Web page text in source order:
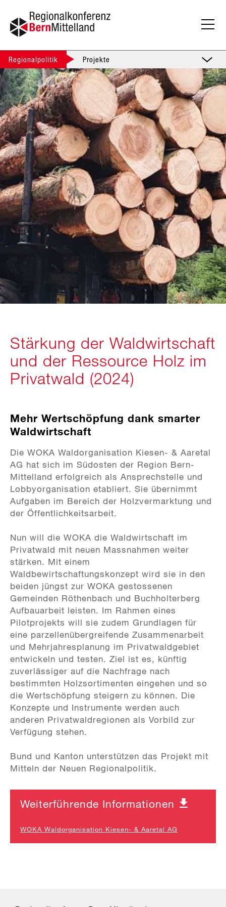
Regionalpolitik Projekte
Stärkung der Waldwirtschaft
und der Ressource Holz im
Privatwald (2024)
Mehr Wertschöpfung dank smarter
Waldwirtschaft
Die WOKA Waldorganisation Kiesen- & Aaretal
AG hat sich im Südosten der Region Bern-
Mittelland erfolgreich als Ansprechstelle und
Lobbyorganisation etabliert. Sie übernimmt
Aufgaben im Bereich der Holzvermarktung und
der Öffentlichkeitsarbeit.
Nun will die WOKA die Waldwirtschaft im
Privatwald mit neuen Massnahmen weiter
stärken. Mit einem
Waldbewirtschaftungskonzept wird sie in den
beiden jüngst zur WOKA gestossenen
Gemeinden Röthenbach und Buchholterberg
Aufbauarbeit leisten. Im Rahmen eines
Pilotprojekts will sie zudem Grundlagen für
eine parzellenübergreifende Zusammenarbeit
und Mehrjahresplanung im Privatwaldgebiet
entwickeln und testen. Ziel ist es, künftig
zuverlässiger auf die Nachfrage nach
bestimmten Holzsortimenten eingehen und so
die Wertschöpfung steigern zu können. Die
Konzepte und Instrumente werden auch
anderen Privatwaldregionen als Vorbild zur
Verfügung stehen.
Bund und Kanton unterstützen das Projekt mit
Mitteln der Neuen Regionalpolitik.
Weiterführende Informationen
WOKA Waldorganisation Kiesen- & Aaretal AG